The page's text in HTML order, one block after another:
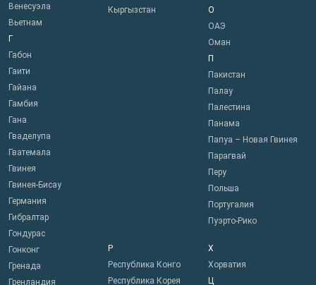
Венесуэла
Вьетнам
Г
Габон
Гаити
Гайана
Гамбия
Гана
Гваделупа
Гватемала
Гвинея
Гвинея-Бисау
Германия
Гибралтар
Гондурас
Гонконг
Гренада
Гренландия
Кыргызстан
О
ОАЭ
Оман
П
Пакистан
Палау
Палестина
Панама
Папуа – Новая Гвинея
Парагвай
Перу
Польша
Португалия
Пуэрто-Рико
Р
Республика Конго
Республика Корея
Х
Хорватия
Ц